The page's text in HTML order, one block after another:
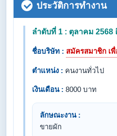
ประวัติการทำงาน
ลำดับที่ 1 : ตุลาคม 2568
ชื่อบริษัท : สมัครสมาชิก เ
ตำแหน่ง : คนงานทั่วไป
เงินเดือน : 8000 บาท
ลักษณะงาน :
ขายผัก